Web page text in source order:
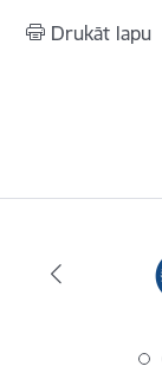
Drukāt lapu